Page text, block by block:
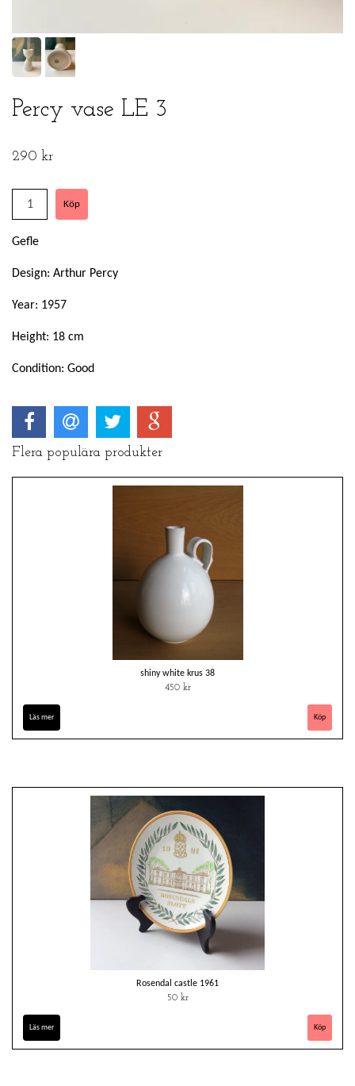
Percy vase LE 3
290 kr
Gefle
Design: Arthur Percy
Year: 1957
Height: 18 cm
Condition: Good
Flera populära produkter
shiny white krus 38
450 kr
Läs mer
Rosendal castle 1961
50 kr
Läs mer